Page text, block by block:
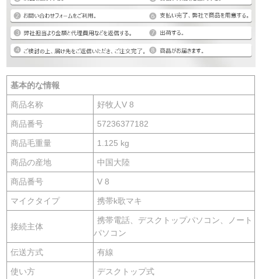
基本的な情報
商品名称 好牧人V 8
商品番号 57236377182
商品毛重量 1.125 kg
商品の産地 中国大陸
商品番号 V 8
マイクタイプ 携帯k歌マキ
接続主体
携帯電話、デスクトップパソコン、ノート
パソコン
伝送方式 有線
使い方 デスクトップ式